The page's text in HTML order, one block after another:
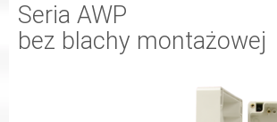
Seria AWP
bez blachy montażowej